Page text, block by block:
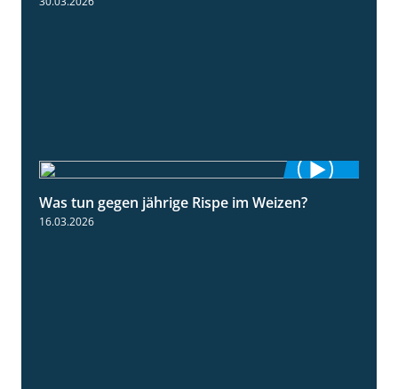
1:15
Was tun gegen jährige Rispe im Weizen?
16.03.2026